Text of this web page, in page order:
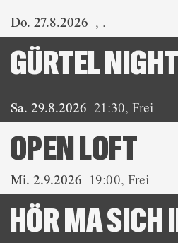
Do. 27.8.2026 , .
Sa. 29.8.2026 21:30,Frei
GÜRTEL
Mi. 2.9.2026 19:00,Frei
OPEN LOFT
HÖR MA SICH